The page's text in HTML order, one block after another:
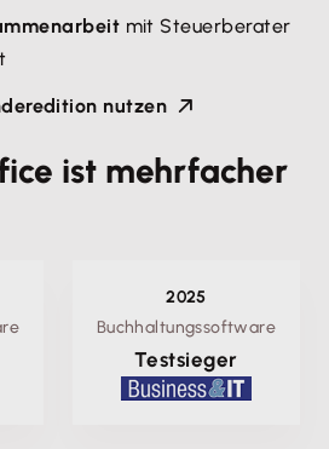
mit Steuerberater
nutzen
ist mehrfacher
2025
Buchhaltungssoftware
Testsieger